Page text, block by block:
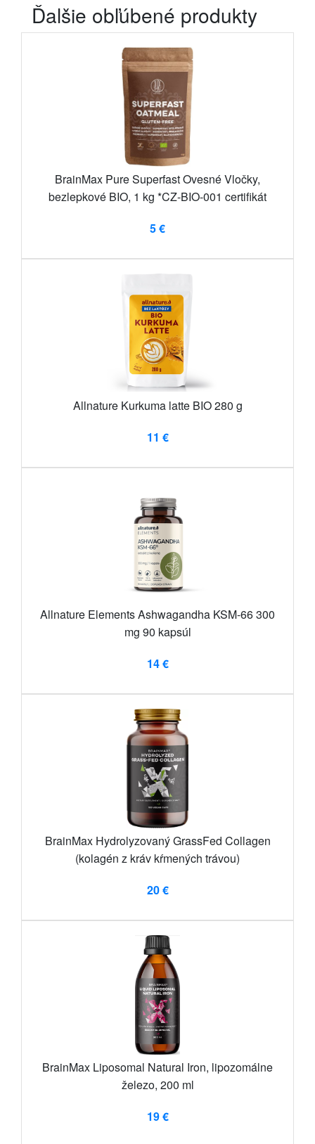
Ďalšie obľúbené produkty
BrainMax Pure Superfast Ovesné Vločky,
bezlepkové BIO, 1 kg *CZ-BIO-001 certifikát
5 €
Allnature Kurkuma latte BIO 280 g
11 €
Allnature Elements Ashwagandha KSM-66 300
mg 90 kapsúl
14 €
BrainMax Hydrolyzovaný GrassFed Collagen
(kolagén z kráv kŕmených trávou)
20 €
BrainMax Liposomal Natural Iron, lipozomálne
železo, 200 ml
19 €